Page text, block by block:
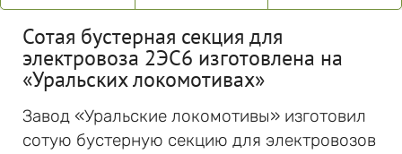
Сотая бустерная секция для
электровоза 2ЭС6 изготовлена на
«Уральских локомотивах»
Завод «Уральские локомотивы» изготовил
сотую бустерную секцию для электровозов